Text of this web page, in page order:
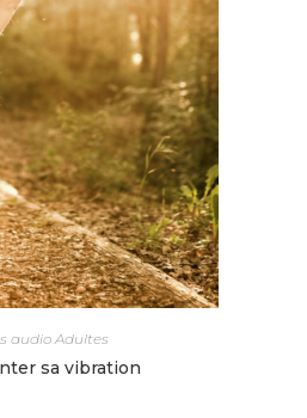
audio Adultes
sa vibration